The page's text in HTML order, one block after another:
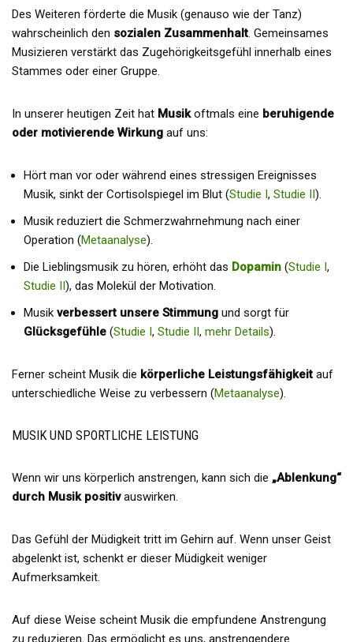
Des Weiteren förderte die Musik (genauso wie der Tanz)
wahrscheinlich den sozialen Zusammenhalt. Gemeinsames
Musizieren verstärkt das Zugehörigkeitsgefühl innerhalb eines
Stammes oder einer Gruppe.
In unserer heutigen Zeit hat Musikoftmals eine beruhigende
oder motivierende Wirkung auf uns:
Hört man vor oder während eines stressigen Ereignisses
Musik, sinkt der Cortisolspiegel im Blut (Studie I, Studie II).
Musik reduziert die Schmerzwahrnehmung nach einer
Operation (Metaanalyse).
Die Lieblingsmusik zu hören, erhöht das Dopamin (Studie I,
Studie II), das Molekül der Motivation.
Musik verbessert unsere Stimmung und sorgt für
Glücksgefühle (Studie I, Studie II, mehr Details).
Ferner scheint Musik die körperliche Leistungsfähigkeit auf
unterschiedliche Weise zu verbessern (Metaanalyse).
MUSIK UND SPORTLICHE LEISTUNG
Wenn wir uns körperlich anstrengen, kann sich die „Ablenkung“
durch Musik positivauswirken.
Das Gefühl der Müdigkeit tritt im Gehirn auf. Wenn unser Geist
abgelenkt ist, schenkt er dieser Müdigkeit weniger
Aufmerksamkeit.
Auf diese Weise scheint Musik die empfundene Anstrengung
zu reduzieren. Das ermöglicht es uns, anstrengendere